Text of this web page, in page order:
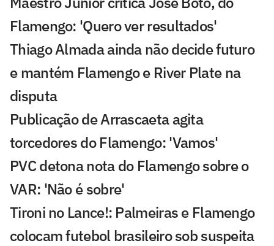
Flamengo: 'Quero ver resultados'
Thiago Almada ainda não decide futuro
e mantém Flamengo e River Plate na
disputa
Publicação de Arrascaeta agita
torcedores do Flamengo: 'Vamos'
PVC detona nota do Flamengo sobre o
VAR: 'Não é sobre'
Tironi no Lance!: Palmeiras e Flamengo
colocam futebol brasileiro sob suspeita